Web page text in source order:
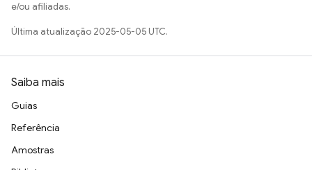
e/ou afiliadas.
Última atualização 2025-05-05 UTC.
Saiba mais
Guias
Referência
Amostras